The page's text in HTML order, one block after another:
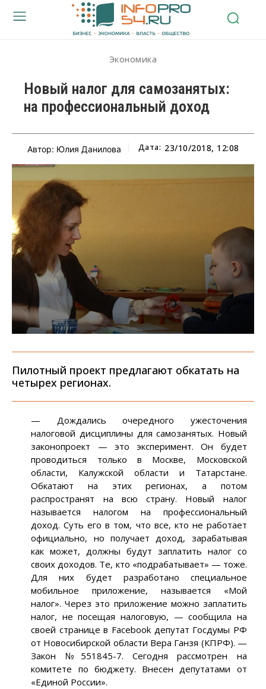
Экономика
Новый налог для самозанятых:
на профессиональный доход
Автор: Юлия Данилова Дата: 23/10/2018, 12:08
Пилотный проект предлагают обкатать на
четырех регионах.
— Дождались очередного ужесточения
налоговой дисциплины для самозанятых. Новый
законопроект — это эксперимент. Он будет
проводиться только в Москве, Московской
области, Калужской области и Татарстане.
Обкатают на этих регионах, а потом
распространят на всю страну. Новый налог
называется налогом на профессиональный
доход. Суть его в том, что все, кто не работает
официально, но получает доход, зарабатывая
как может, должны будут заплатить налог со
своих доходов. Те, кто «подрабатывает» — тоже.
Для них будет разработано специальное
мобильное приложение, называется «Мой
налог». Через это приложение можно заплатить
налог, не посещая налоговую, — сообщила на
своей странице в Facebook депутат Госдумы РФ
от Новосибирской области Вера Ганзя (КПРФ). —
Закон №551845-7. Сегодня рассмотрен на
комитете по бюджету. Внесен депутатами от
«Единой России».